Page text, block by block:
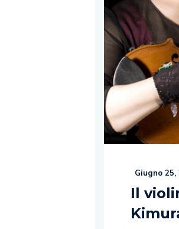
Giugno 25,
Il